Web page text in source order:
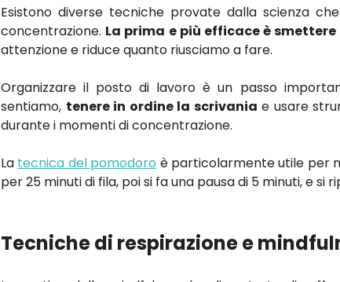
Esistono diverse tecniche provate dalla scienza
concentrazione. La prima e più efficace è
attenzione e riduce quanto riusciamo a fare.
Organizzare il posto di lavoro è un passo
sentiamo, tenere in ordine la scrivania e usare
durante i momenti di concentrazione.
La tecnica del pomodoro è particolarmente utile per
per 25 minuti di fila, poi si fa una pausa di 5 minuti, e si
Tecniche di respirazione e